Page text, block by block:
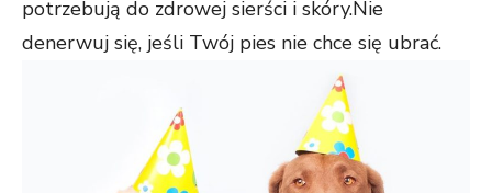
potrzebują do zdrowej sierści i skóry.Nie
denerwuj się, jeśli Twój pies nie chce się ubrać.